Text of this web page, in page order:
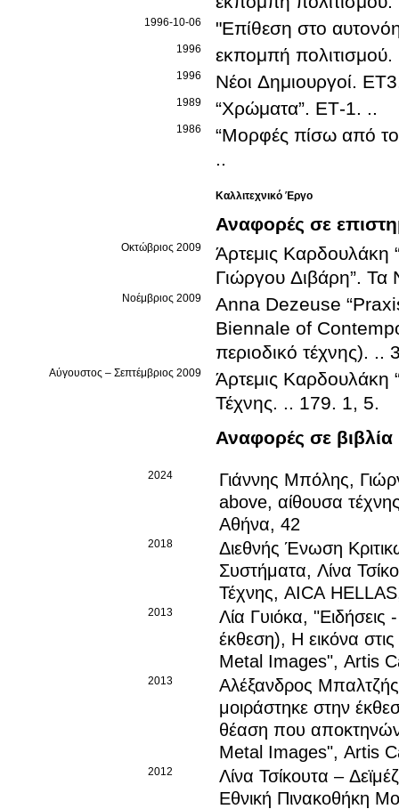
1996-10-06 "Επίθεση στο
1996 εκπομπή πολιτισμού.
1996 Νέοι Δημιουργοί. ΕΤ3
1989 “Χρώματα”. ΕΤ-1. ..
1986
“Μορφές πίσω από
..
Καλλιτεχνικό Έργο
Αναφορές σε
Οκτώβριος 2009 Άρτεμις Καρδουλάκη
Γιώργου Διβάρη”. Τα
Νοέμβριος 2009 Anna Dezeuse
Biennale of
περιοδικό τέχνης). ..
Αύγουστος – Σεπτέμβριος 2009 Άρτεμις Καρδουλάκη
Τέχνης. .. 179. 1, 5.
Αναφορές σε
2024
Γιάννης Μπόλης,
above, αίθουσα
Αθήνα, 42
2018
Διεθνής Ένωση
Συστήματα, Λίνα
Τέχνης, AICA
2013 Λία Γυιόκα,
έκθεση), Η εικόνα
Metal Images", Artis
2013
Αλέξανδρος Μπαλτζής
μοιράστηκε στην
θέαση που
Metal Images", Artis
2012
Λίνα Τσίκουτα –
Εθνική Πινακοθήκη